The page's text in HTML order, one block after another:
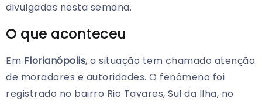
divulgadas nesta semana.
O que aconteceu
Em Florianópolis, a situação tem chamado atenção
de moradores e autoridades. O fenômeno foi
registrado no bairro Rio Tavares, Sul da Ilha, no